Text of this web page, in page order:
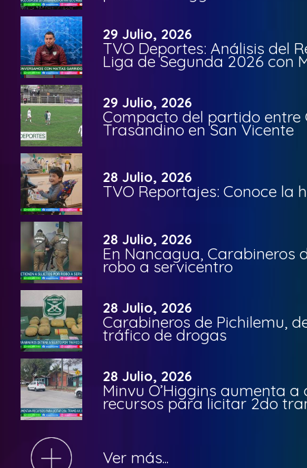
29 Julio, 2026
TVO Deportes: Análisis del
Liga de Segunda 2026 con
29 Julio, 2026
Compacto del partido entre
Trasandino en San Vicente
28 Julio, 2026
TVO Reportajes: Conoce la
28 Julio, 2026
En Nancagua, Carabineros
robo a servicentro
28 Julio, 2026
Carabineros de Pichilemu,
tráfico de drogas
28 Julio, 2026
Minvu O’Higgins aumenta a
recursos para licitar 2do
Ver más...